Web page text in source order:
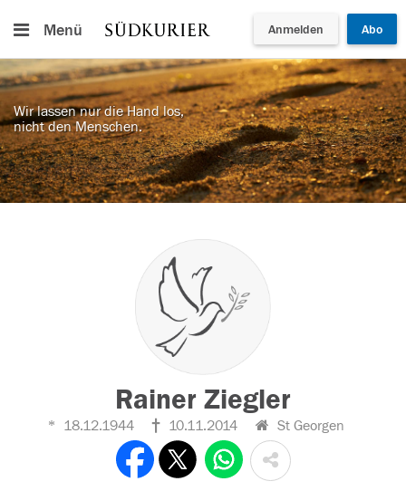
Menü Anmelden Abo
Wir lassen nur die Hand los,
nicht den Menschen.
Rainer Ziegler
18.12.1944 10.11.2014 St Georgen